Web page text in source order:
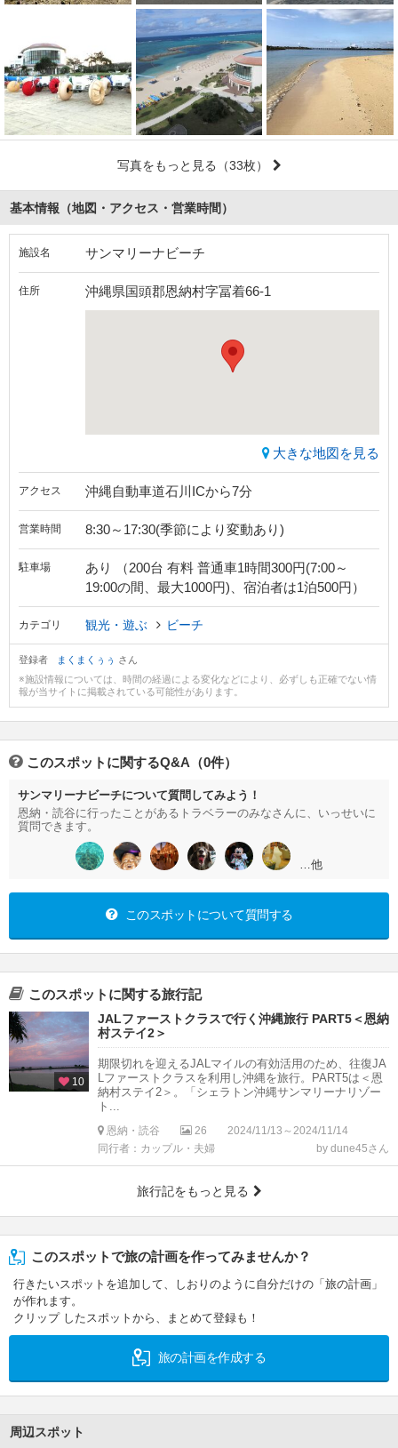
写真をもっと見る （33枚）
基本情報（地図・アクセス・営業時間）
施設名 サンマリーナビーチ
住所 沖縄県国頭郡恩納村字冨着66-1
大きな地図を見る
アクセス 沖縄自動車道石川ICから7分
営業時間 8:30～17:30(季節により変動あり)
駐車場
あり （200台 有料 普通車1時間300円(7:00～
19:00の間、最大1000円)、宿泊者は1泊500円）
カテゴリ 観光・遊ぶ ビーチ
登録者 まくまくぅぅ さん
※施設情報については、時間の経過による変化などにより、必ずしも正確でない情
報が当サイトに掲載されている可能性があります。
このスポットに関するQ&A（0件）
サンマリーナビーチについて質問してみよう！
恩納・読谷に行ったことがあるトラベラーのみなさんに、いっせいに
質問できます。
…他
このスポットについて質問する
このスポットに関する旅行記
10
JALファーストクラスで行く沖縄旅行 PART5＜恩納
村ステイ2＞
期限切れを迎えるJALマイルの有効活用のため、往復JA
Lファーストクラスを利用し沖縄を旅行。PART5は＜恩
納村ステイ2＞。「シェラトン沖縄サンマリーナリゾー
ト...
恩納・読谷 26
2024/11/13～2024/11/14
同行者：カップル・夫婦
by dune45さん
旅行記をもっと見る
このスポットで旅の計画を作ってみませんか？
行きたいスポットを追加して、しおりのように自分だけの「旅の計画」
が作れます。
クリップ したスポットから、まとめて登録も！
旅の計画を作成する
周辺スポット